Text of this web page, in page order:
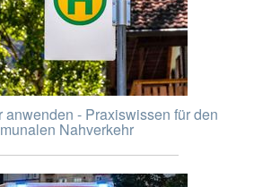
anwenden - Praxiswissen für den
Nahverkehr